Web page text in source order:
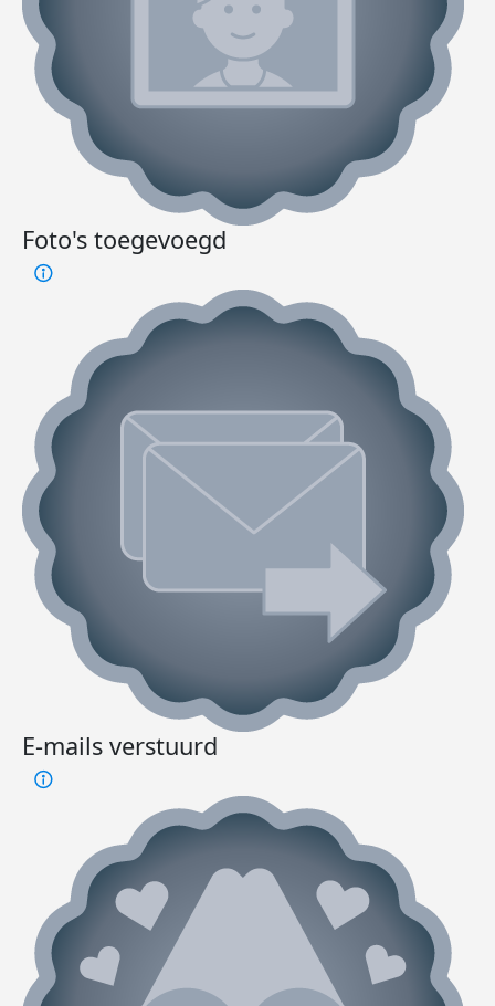
Foto's toegevoegd
E-mails verstuurd